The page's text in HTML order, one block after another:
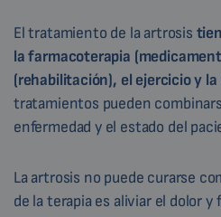
El tratamiento de la artrosis
la farmacoterapia
(rehabilitación), el ejercicio y la
tratamientos pueden
enfermedad y el estado del
La artrosis no puede curarse
de la terapia es aliviar el dolor y